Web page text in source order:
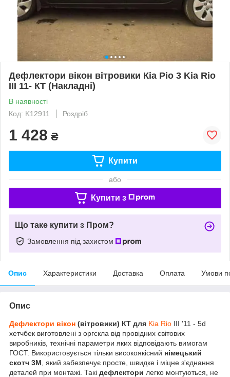
Дефлектори вікон вітровики Кіа Ріо 3 Kia Rio
III 11- КТ (Накладні)
В наявності
Код: K12911
Роздріб
1 428 ₴
Купити
або
Купити з
Що таке купити з Пром?
Замовлення під захистом
Опис Характеристики Доставка Оплата Умови
Опис
Дефлектори вікон (вітровики) КТ для Kia Rio III '11 - 5d
хетчбек виготовлені з оргскла від провідних світових
виробників, технічні параметри яких відповідають вимогам
ГОСТ. Використовується тільки високоякісний німецький
скотч 3М , який забезпечує просте, швидке і міцне з'єднання
деталей при монтажі. Такі дефлектори легко монтуються, не